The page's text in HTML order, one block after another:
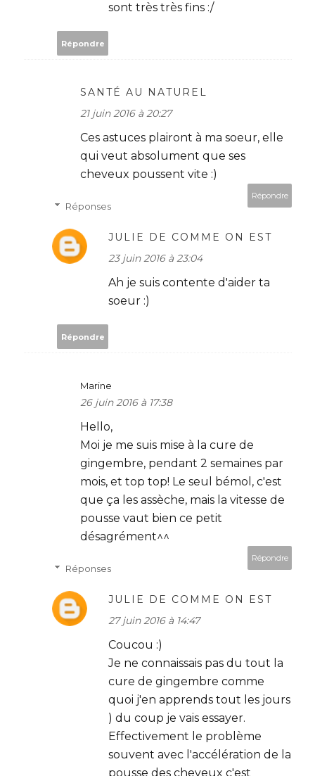
sont très très fins :/
Répondre
SANTÉ AU NATUREL
21 juin 2016 à 20:27
Ces astuces plairont à ma soeur, elle
qui veut absolument que ses
cheveux poussent vite :)
Répondre
Réponses
JULIE DE COMME ON EST
23 juin 2016 à 23:04
Ah je suis contente d'aider ta
soeur :)
Répondre
Marine
26 juin 2016 à 17:38
Hello,
Moi je me suis mise à la cure de
gingembre, pendant 2 semaines par
mois, et top top! Le seul bémol, c'est
que ça les assèche, mais la vitesse de
pousse vaut bien ce petit
désagrément^^
Répondre
Réponses
JULIE DE COMME ON EST
27 juin 2016 à 14:47
Coucou :)
Je ne connaissais pas du tout la
cure de gingembre comme
quoi j'en apprends tout les jours
) du coup je vais essayer.
Effectivement le problème
souvent avec l'accélération de la
pousse des cheveux c'est